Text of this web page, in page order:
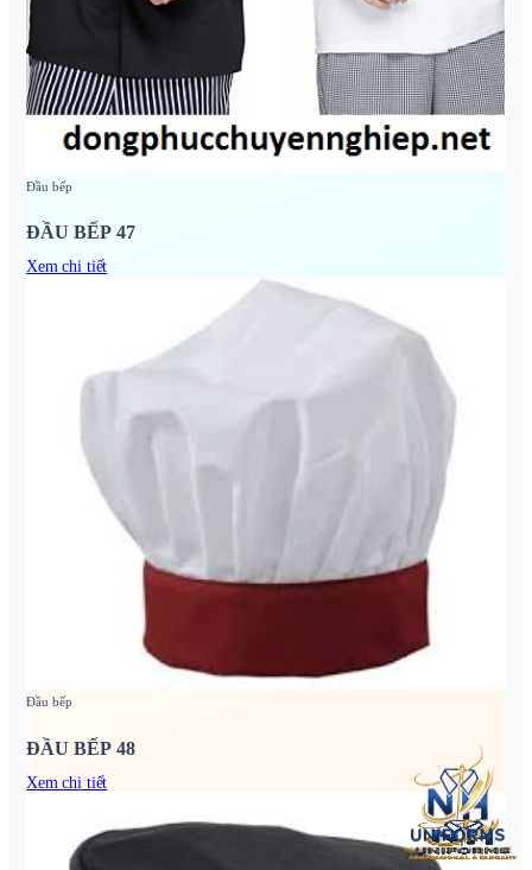
Đầu bếp
ĐẦU BẾP 47
Xem chi tiết
Đầu bếp
ĐẦU BẾP 48
Xem chi tiết